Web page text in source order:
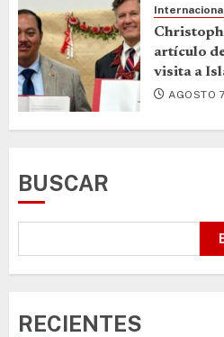
artículo
visita a
AGOSTO
BUSCAR
RECIENTES